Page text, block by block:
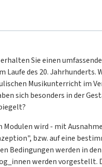
Sie einen
Laufe des 20. Jahrhunderts.
Musikunterricht im
sich besonders in der
Modulen wird - mit
bzw. auf eine
Bedingungen werden in
werden